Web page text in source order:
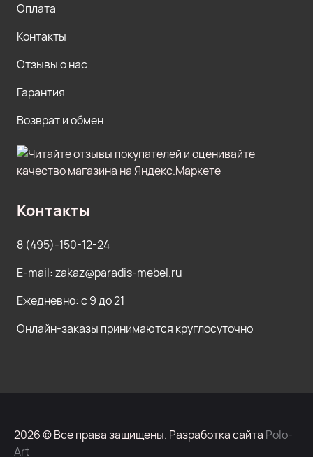
Оплата
Контакты
Отзывы о нас
Гарантия
Возврат и обмен
Контакты
8 (495)-150-12-24
E-mail: zakaz@paradis-mebel.ru
Ежедневно: с 9 до 21
Онлайн-заказы принимаются круглосуточно
2026 © Все права защищены. Разработка сайта Polo-
Art